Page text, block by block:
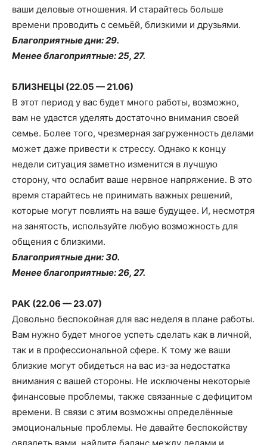
ваши деловые отношения. И старайтесь больше
времени проводить с семьёй, близкими и друзьями.
Благоприятные дни: 29.
Менее благоприятные: 25, 27.
БЛИЗНЕЦЫ (22.05 — 21.06)
В этот период у вас будет много работы, возможно,
вам не удастся уделять достаточно внимания своей
семье. Более того, чрезмерная загруженность делами
может даже привести к стрессу. Однако к концу
недели ситуация заметно изменится в лучшую
сторону, что ослабит ваше нервное напряжение. В это
время старайтесь не принимать важных решений,
которые могут повлиять на ваше будущее. И, несмотря
на занятость, используйте любую возможность для
общения с близкими.
Благоприятные дни: 30.
Менее благоприятные: 26, 27.
РАК (22.06 — 23.07)
Довольно беспокойная для вас неделя в плане работы.
Вам нужно будет многое успеть сделать как в личной,
так и в профессиональной сфере. К тому же ваши
близкие могут обидеться на вас из-за недостатка
внимания с вашей стороны. Не исключены некоторые
финансовые проблемы, также связанные с дефицитом
времени. В связи с этим возможны определённые
эмоциональные проблемы. Не давайте беспокойству
овладеть вами, найдите баланс между делами и